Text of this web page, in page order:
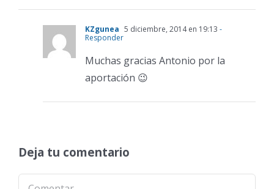
KZgunea 5 diciembre, 2014 en 19:13 -
Responder
Muchas gracias Antonio por la
aportación 😉
Deja tu comentario
Comentar